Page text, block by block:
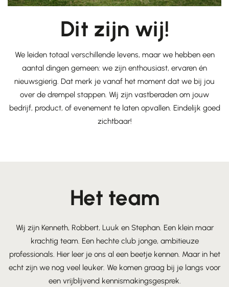
Dit zijn wij!
We leiden totaal verschillende levens, maar we hebben een
aantal dingen gemeen: we zijn enthousiast, ervaren én
nieuwsgierig. Dat merk je vanaf het moment dat we bij jou
over de drempel stappen. Wij zijn vastberaden om jouw
bedrijf, product, of evenement te laten opvallen. Eindelijk goed
zichtbaar!
Het team
Wij zijn Kenneth, Robbert, Luuk en Stephan. Een klein maar
krachtig team. Een hechte club jonge, ambitieuze
professionals. Hier leer je ons al een beetje kennen. Maar in het
echt zijn we nog veel leuker. We komen graag bij je langs voor
een vrijblijvend kennismakingsgesprek.